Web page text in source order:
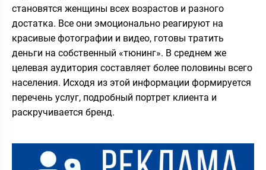
становятся женщины всех возрастов и разного
достатка. Все они эмоционально реагируют на
красивые фотографии и видео, готовы тратить
деньги на собственный «тюнинг». В среднем же
целевая аудитория составляет более половины всего
населения. Исходя из этой информации формируется
перечень услуг, подробный портрет клиента и
раскручивается бренд.